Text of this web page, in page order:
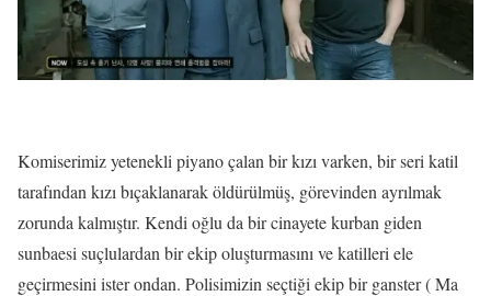
Komiserimiz yetenekli piyano çalan bir kızı varken, bir seri katil
tarafından kızı bıçaklanarak öldürülmüş, görevinden ayrılmak
zorunda kalmıştır. Kendi oğlu da bir cinayete kurban giden
sunbaesi suçlulardan bir ekip oluşturmasını ve katilleri ele
geçirmesini ister ondan. Polisimizin seçtiği ekip bir ganster ( Ma